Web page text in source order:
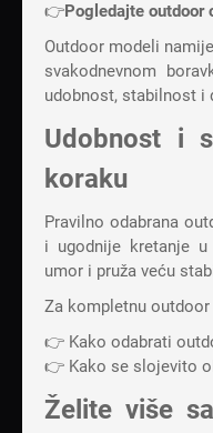
👉Pogledajte outdoor
Outdoor modeli
svakodnevnom
udobnost, stabilnost i
Udobnost i
koraku
Pravilno odabrana
i ugodnije kretanje
umor i pruža veću
Za kompletnu
👉 Kako odabrati
👉 Kako se slojevito
Želite više